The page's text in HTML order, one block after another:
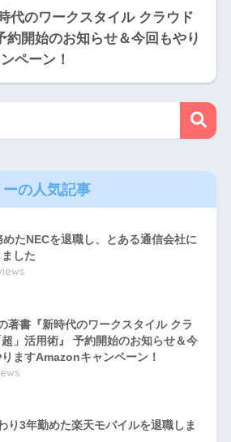
代のワークスタイル クラウド
約開始のお知らせ＆今回もやり
ペーン！
の人気記事
めたNECを退職し、とある通信会社に
した
著書『新時代のワークスタイル クラ
」活用術』 予約開始のお知らせ＆今
りますAmazonキャンペーン！
り3年勤めた楽天モバイルを退職しま